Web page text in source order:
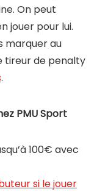
On peut
jouer pour lui.
marquer au
tireur de penalty
.
PMU Sport
100€ avec
si le jouer